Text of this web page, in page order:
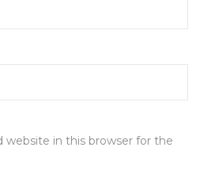
website in this browser for the